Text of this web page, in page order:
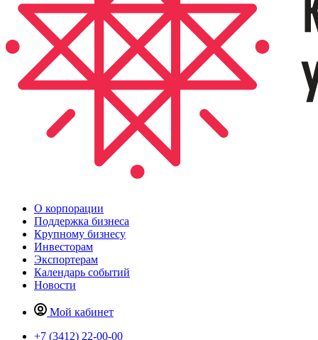
О корпорации
Поддержка бизнеса
Крупному бизнесу
Инвесторам
Экспортерам
Календарь событий
Новости
Мой кабинет
+7 (3412) 22-00-00